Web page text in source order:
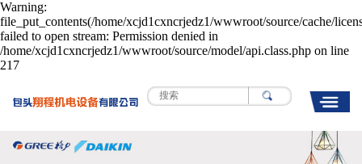
Warning:
file_put_contents(/home/xcjd1cxncrjedz1/wwwroot/source/cache/
failed to open stream: Permission denied in
/home/xcjd1cxncrjedz1/wwwroot/source/model/api.class.php on line
217